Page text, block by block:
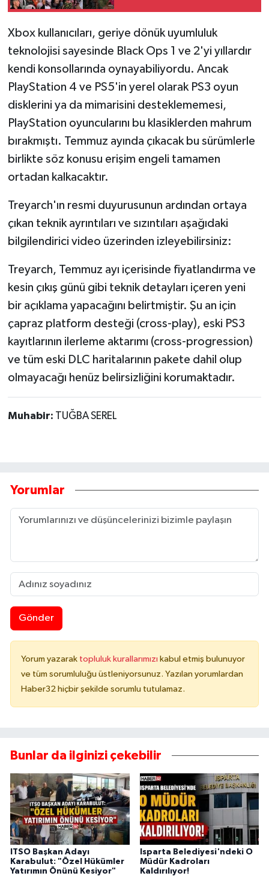
Xbox kullanıcıları, geriye dönük uyumluluk
teknolojisi sayesinde Black Ops 1 ve 2'yi yıllardır
kendi konsollarında oynayabiliyordu. Ancak
PlayStation 4 ve PS5'in yerel olarak PS3 oyun
disklerini ya da mimarisini desteklememesi,
PlayStation oyuncularını bu klasiklerden mahrum
bırakmıştı. Temmuz ayında çıkacak bu sürümlerle
birlikte söz konusu erişim engeli tamamen
ortadan kalkacaktır.
Treyarch'ın resmi duyurusunun ardından ortaya
çıkan teknik ayrıntıları ve sızıntıları aşağıdaki
bilgilendirici video üzerinden izleyebilirsiniz:
Treyarch, Temmuz ayı içerisinde fiyatlandırma ve
kesin çıkış günü gibi teknik detayları içeren yeni
bir açıklama yapacağını belirtmiştir. Şu an için
çapraz platform desteği (cross-play), eski PS3
kayıtlarının ilerleme aktarımı (cross-progression)
ve tüm eski DLC haritalarının pakete dahil olup
olmayacağı henüz belirsizliğini korumaktadır.
Muhabir: TUĞBA SEREL
Yorumlar
Gönder
Yorum yazarak topluluk kurallarımızı kabul etmiş bulunuyor
ve tüm sorumluluğu üstleniyorsunuz. Yazılan yorumlardan
Haber32 hiçbir şekilde sorumlu tutulamaz.
Bunlar da ilginizi çekebilir
ITSO Başkan Adayı
Karabulut: "Özel Hükümler
Yatırımın Önünü Kesiyor"
Isparta Belediyesi'ndeki O
Müdür Kadroları
Kaldırılıyor!